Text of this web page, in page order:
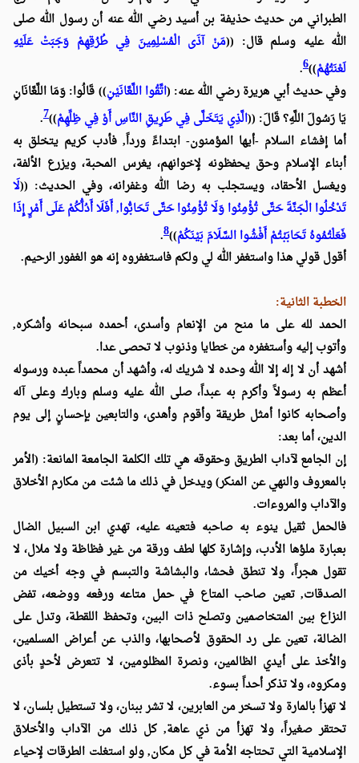
الطبراني من حديث حذيفة بن أسيد رضي الله عنه أن رسول الله صلى
الله عليه وسلم قال: ((مَنْ آذَى الْمُسْلِمِينَ فِي طُرُقِهِمْ وَجَبَتْ عَلَيْهِ
لَعْنَتُهُمْ))
6
.
وفي حديث أبي هريرة رضي الله عنه: (اتَّقُوا اللَّعَّانَيْنِ)) قَالُوا: وَمَا اللَّعَّانَانِ
يَا رَسُولَ اللَّهِ؟ قَالَ: ((الَّذِي يَتَخَلَّى فِي طَرِيقِ النَّاسِ أَوْ فِي ظِلِّهِمْ))
7
.
أما إفشاء السلام -أيها المؤمنون- ابتداءً ورداً, فأدب كريم يتخلق به
أبناء الإسلام وحق يحفظونه لإخوانهم، يغرس المحبة، ويزرع الألفة،
ويغسل الأحقاد، ويستجلب به رضا الله وغفرانه، وفي الحديث: ((لَا
تَدْخُلُوا الْجَنَّةَ حَتَّى تُؤْمِنُوا وَلَا تُؤْمِنُوا حَتَّى تَحَابُّوا, أَفَلَا أَدُلُّكُمْ عَلَى أَمْرٍ إِذَا
فَعَلْتُمُوهُ تَحَابَبْتُمْ أَفْشُوا السَّلَامَ بَيْنَكُمْ))
8
.
أقول قولي هذا واستغفر الله لي ولكم فاستغفروه إنه هو الغفور الرحيم.
الخطبة الثانية:
الحمد لله على ما منح من الإنعام وأسدى، أحمده سبحانه وأشكره,
وأتوب إليه وأستغفره من خطايا وذنوب لا تحصى عدا.
أشهد أن لا إله إلا الله وحده لا شريك له، وأشهد أن محمداً عبده ورسوله
أعظم به رسولاً وأكرم به عبداً، صلى الله عليه وسلم وبارك وعلى آله
وأصحابه كانوا أمثل طريقة وأقوم وأهدى، والتابعين بإحسانٍ إلى يوم
الدين، أما بعد:
إن الجامع لآداب الطريق وحقوقه هي تلك الكلمة الجامعة المانعة: (الأمر
بالمعروف والنهي عن المنكر) ويدخل في ذلك ما شئت من مكارم الأخلاق
والآداب والمروءات.
فالحمل ثقيل ينوء به صاحبه فتعينه عليه، تهدي ابن السبيل الضال
بعبارة ملؤها الأدب، وإشارة كلها لطف ورقة من غير فظاظة ولا ملال، لا
تقول هجراً، ولا تنطق فحشا، والبشاشة والتبسم في وجه أخيك من
الصدقات, تعين صاحب المتاع في حمل متاعه ورفعه ووضعه، تفض
النزاع بين المتخاصمين وتصلح ذات البين، وتحفظ اللقطة، وتدل على
الضالة، تعين على رد الحقوق لأصحابها، والذب عن أعراض المسلمين،
والأخذ على أيدي الظالمين، ونصرة المظلومين، لا تتعرض لأحدٍ بأذى
ومكروه، ولا تذكر أحداً بسوء.
لا تهزأ بالمارة ولا تسخر من العابرين، لا تشر ببنان، ولا تستطيل بلسان، لا
تحتقر صغيراً، ولا تهزأ من ذي عاهة, كل ذلك من الآداب والأخلاق
الإسلامية التي تحتاجه الأمة في كل مكان, ولو استغلت الطرقات لإحياء